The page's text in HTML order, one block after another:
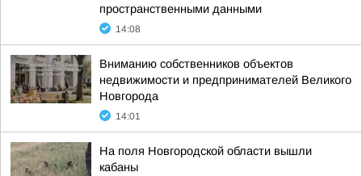
пространственными данными
14:08
Вниманию собственников объектов
недвижимости и предпринимателей Великого
Новгорода
14:01
На поля Новгородской области вышли
кабаны